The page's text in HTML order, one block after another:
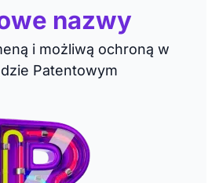
nazwy
i możliwą ochroną w
Patentowym